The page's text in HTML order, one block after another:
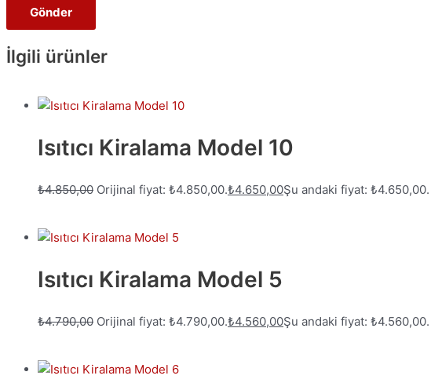
İlgili ürünler
Isıtıcı Kiralama Model 10
₺4.850,00 Orijinal fiyat: ₺4.850,00.₺4.650,00Şu andaki fiyat: ₺4.650,00.
Isıtıcı Kiralama Model 5
₺4.790,00 Orijinal fiyat: ₺4.790,00.₺4.560,00Şu andaki fiyat: ₺4.560,00.